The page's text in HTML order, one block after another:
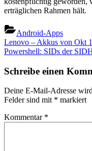
erträglichen Rahmen hält.
Android-Apps
Previous
Post:
Lenovo – Akkus von Okt
Next
Powershell: SIDs der
Schreibe einen
Deine E-Mail-Adresse
Felder sind mit * markiert
Kommentar *